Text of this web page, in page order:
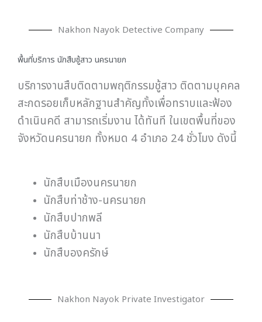
Nakhon Nayok Detective Company
พื้นที่บริการ นักสืบชู้สาว นครนายก
บริการงานสืบติดตามพฤติกรรมชู้สาว ติดตามบุคคล
สะกดรอยเก็บหลักฐานสำคัญทั้งเพื่อทราบและฟ้อง
ดำเนินคดี สามารถเริ่มงาน ได้ทันที ในเขตพื้นที่ของ
จังหวัดนครนายก ทั้งหมด 4 อำเภอ 24 ชั่วโมง ดังนี้
นักสืบเมืองนครนายก
นักสืบท่าช้าง-นครนายก
นักสืบปากพลี
นักสืบบ้านนา
นักสืบองครักษ์
Nakhon Nayok Private Investigator